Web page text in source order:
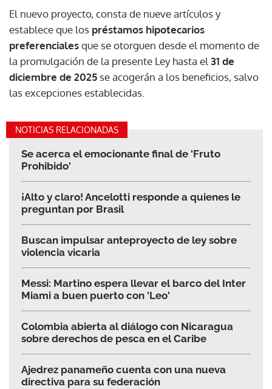
El nuevo proyecto, consta de nueve artículos y
establece que los préstamos hipotecarios
preferencialesque se otorguen desde el momento de
la promulgación de la presente Ley hasta el31 de
diciembre de 2025 se acogerán a los beneficios, salvo
las excepciones establecidas.
NOTICIAS RELACIONADAS
Se acerca el emocionante final de 'Fruto
Prohibido'
¡Alto y claro! Ancelotti responde a quienes le
preguntan por Brasil
Buscan impulsar anteproyecto de ley sobre
violencia vicaria
Messi: Martino espera llevar el barco del Inter
Miami a buen puerto con 'Leo'
Colombia abierta al diálogo con Nicaragua
sobre derechos de pesca en el Caribe
Ajedrez panameño cuenta con una nueva
directiva para su federación